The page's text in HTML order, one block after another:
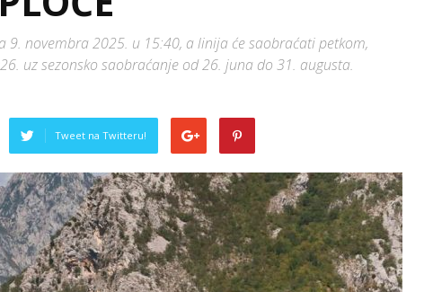
9. novembra 2025. u 15:40, a linija će saobraćati petkom,
uz sezonsko saobraćanje od 26. juna do 31. augusta.
Tweet na Twitteru!